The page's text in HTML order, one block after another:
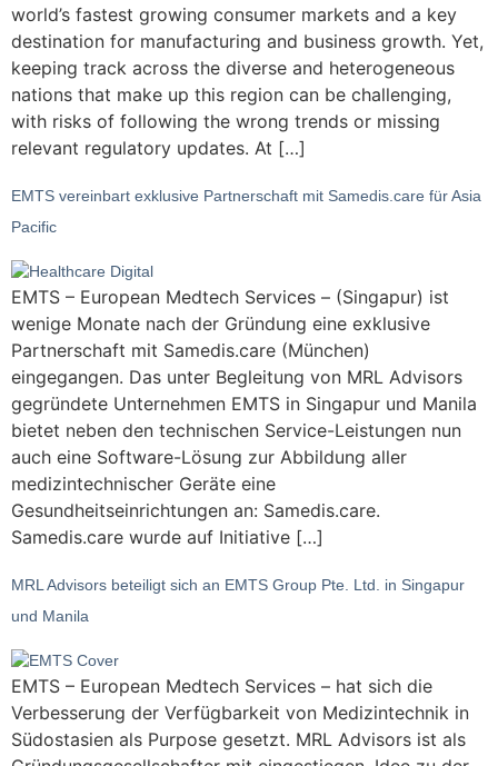
world’s fastest growing consumer markets and a key
destination for manufacturing and business growth. Yet,
keeping track across the diverse and heterogeneous
nations that make up this region can be challenging,
with risks of following the wrong trends or missing
relevant regulatory updates. At […]
EMTS vereinbart exklusive Partnerschaft mit Samedis.care für Asia
Pacific
EMTS – European Medtech Services – (Singapur) ist
wenige Monate nach der Gründung eine exklusive
Partnerschaft mit Samedis.care (München)
eingegangen. Das unter Begleitung von MRL Advisors
gegründete Unternehmen EMTS in Singapur und Manila
bietet neben den technischen Service-Leistungen nun
auch eine Software-Lösung zur Abbildung aller
medizintechnischer Geräte eine
Gesundheitseinrichtungen an: Samedis.care.
Samedis.care wurde auf Initiative […]
MRL Advisors beteiligt sich an EMTS Group Pte. Ltd. in Singapur
und Manila
EMTS – European Medtech Services – hat sich die
Verbesserung der Verfügbarkeit von Medizintechnik in
Südostasien als Purpose gesetzt. MRL Advisors ist als